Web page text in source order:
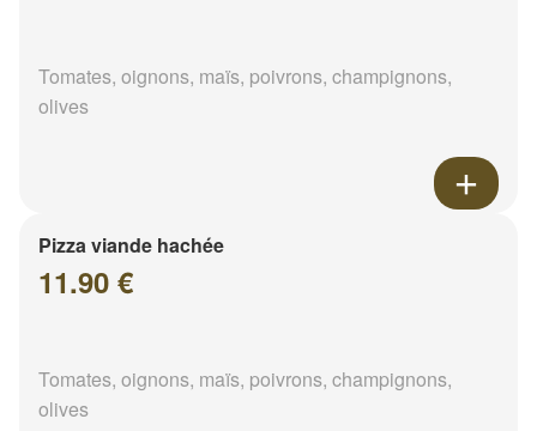
Tomates, oignons, maïs, poivrons, champignons,
olives
Pizza viande hachée
11.90 €
Tomates, oignons, maïs, poivrons, champignons,
olives